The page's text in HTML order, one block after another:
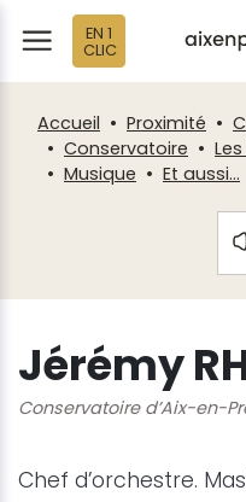
EN 1
CLIC
Accueil Proximité
Conservatoire
Musique
Et aussi...
Jérémy
Conservatoire d’Aix-en-
Chef d’orchestre.
Fenêtre
de
chat
Panneau de gestion des